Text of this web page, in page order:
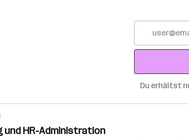
Adresse
Du erhältst
und HR-Administration